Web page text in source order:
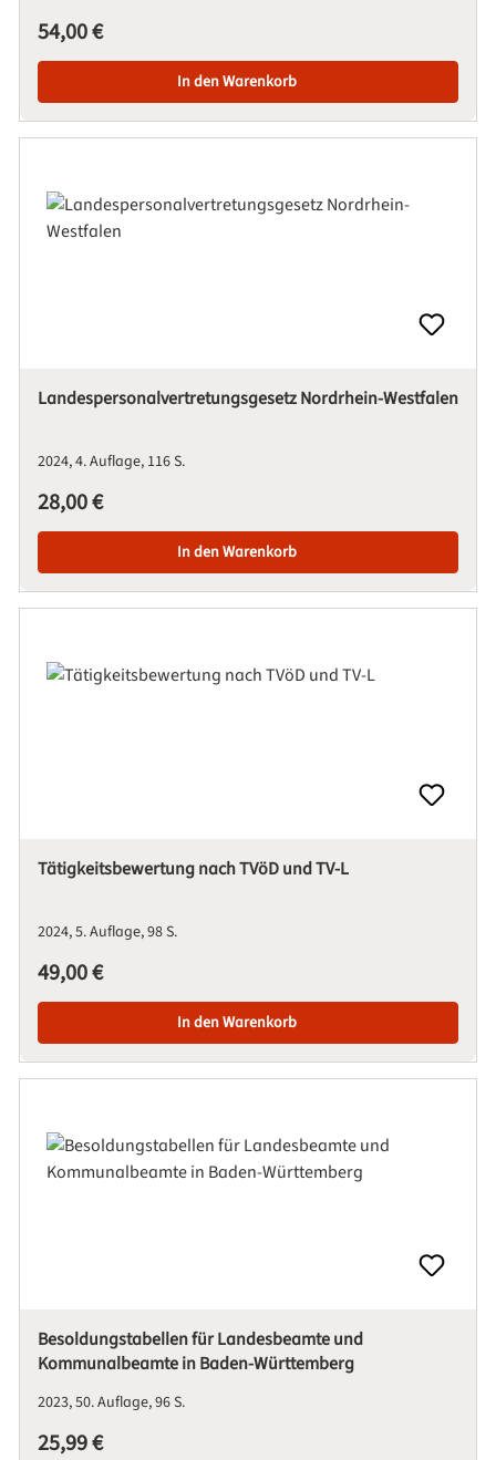
Regulärer Preis:
54,00 €
In den Warenkorb
Landespersonalvertretungsgesetz Nordrhein-Westfalen
20244. Auflage 116 S.
Regulärer Preis:
28,00 €
In den Warenkorb
Tätigkeitsbewertung nach TVöD und TV-L
20245. Auflage98 S.
Regulärer Preis:
49,00 €
In den Warenkorb
Besoldungstabellen für Landesbeamte und
Kommunalbeamte in Baden-Württemberg
202350. Auflage96 S.
Regulärer Preis:
25,99 €